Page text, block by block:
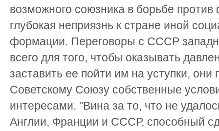
возможного союзника в борьбе против
глубокая неприязнь к стране иной
формации. Переговоры с СССР
всего для того, чтобы оказывать
заставить ее пойти им на уступки, они
Советскому Союзу собственные
интересами. "Вина за то, что не
Англии, Франции и СССР, способный